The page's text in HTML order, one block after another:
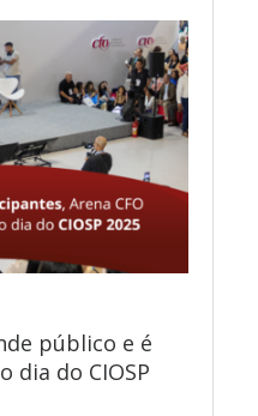
público e é
dia do CIOSP